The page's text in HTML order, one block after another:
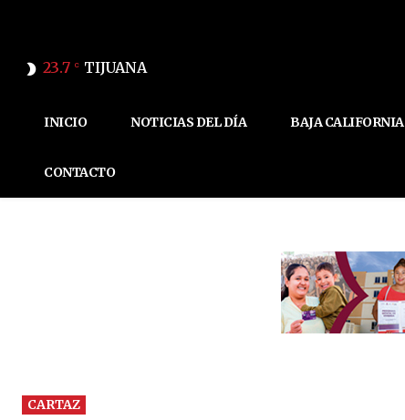
23.7 C TIJUANA
INICIO NOTICIAS DEL DÍA BAJA CALIFORNIA
CONTACTO
CARTAZ